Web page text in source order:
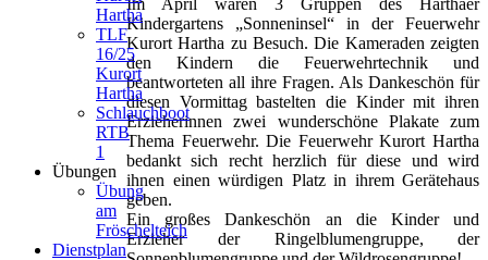
Im April waren 3 Gruppen des Harthaer
Kindergartens „Sonneninsel“ in der Feuerwehr
Kurort Hartha zu Besuch. Die Kameraden zeigten
den Kindern die Feuerwehrtechnik und
beantworteten all ihre Fragen. Als Dankeschön für
diesen Vormittag bastelten die Kinder mit ihren
Erzieherinnen zwei wunderschöne Plakate zum
Thema Feuerwehr. Die Feuerwehr Kurort Hartha
bedankt sich recht herzlich für diese und wird
ihnen einen würdigen Platz in ihrem Gerätehaus
geben.
Ein großes Dankeschön an die Kinder und
Erzieher der Ringelblumengruppe, der
Hartha
TLF
16/25
Kurort
Hartha
Schlauchboot
RTB
1
Übungen
Übung
am
Fröschelteich
Dienstplan